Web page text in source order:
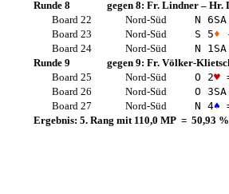
Runde 8 gegen 8: Fr. Lindner – Hr.
Board 22
Nord-Süd N 6SA
Board 23
Nord-Süd S 5♦
Board 24
Nord-Süd N 1SA
Runde 9
gegen 9: Fr. Völker-
Board 25
Nord-Süd O 2♥
Board 26
Nord-Süd O 3SA
Board 27
Nord-Süd N 4♠
Ergebnis: 5. Rang mit 110,0 MP = 50,93 %